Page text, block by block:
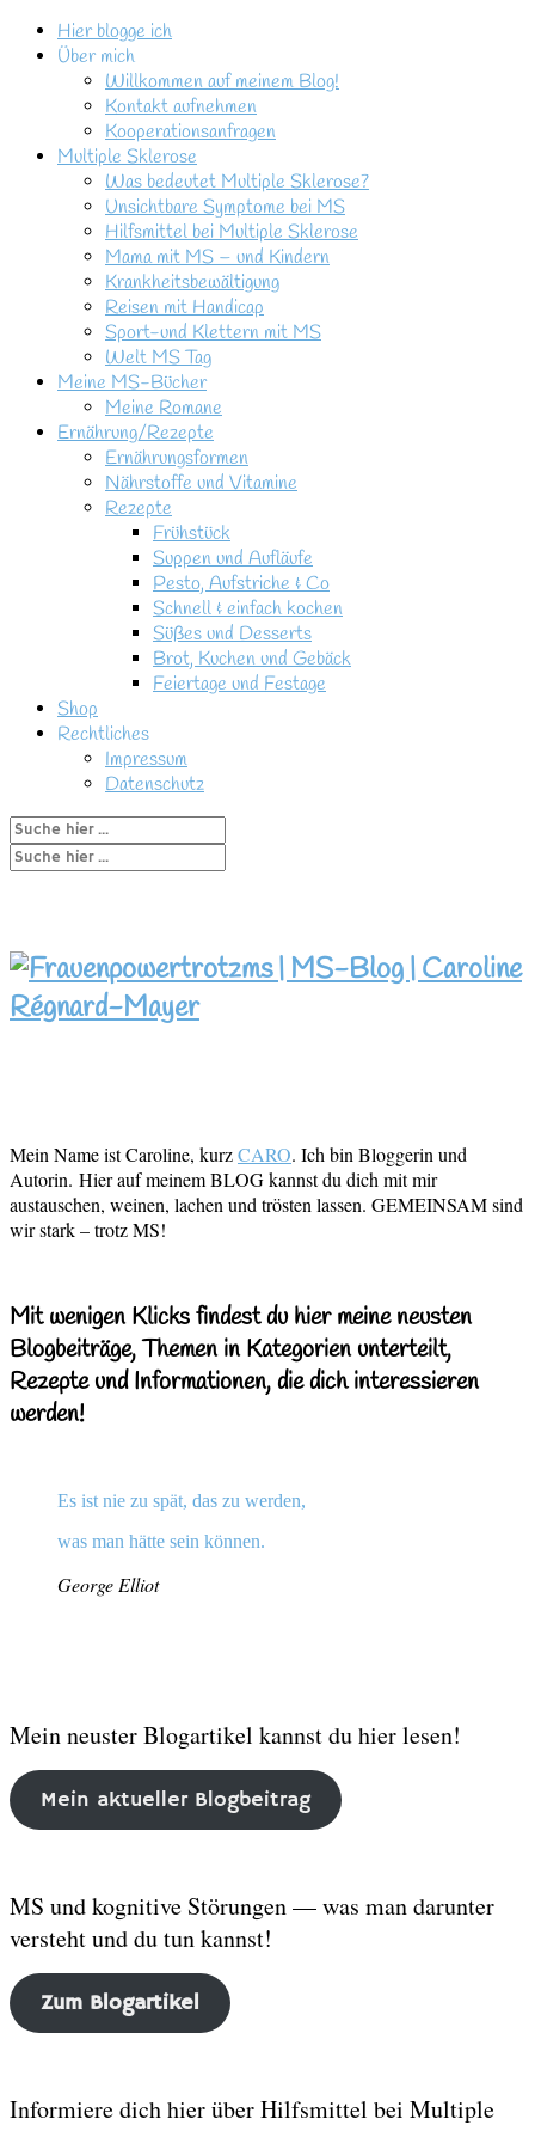
Hier blogge ich
Über mich
Willkommen auf meinem Blog!
Kontakt aufnehmen
Kooperationsanfragen
Multiple Sklerose
Was bedeutet Multiple Sklerose?
Unsichtbare Symptome bei MS
Hilfsmittel bei Multiple Sklerose
Mama mit MS – und Kindern
Krankheitsbewältigung
Reisen mit Handicap
Sport-und Klettern mit MS
Welt MS Tag
Meine MS-Bücher
Meine Romane
Ernährung/Rezepte
Ernährungsformen
Nährstoffe und Vitamine
Rezepte
Frühstück
Suppen und Aufläufe
Pesto, Aufstriche & Co
Schnell & einfach kochen
Süßes und Desserts
Brot, Kuchen und Gebäck
Feiertage und Festage
Shop
Rechtliches
Impressum
Datenschutz
Mein Name ist Caroline, kurzCARO. Ich bin Bloggerin und
Autorin. Hier auf meinem BLOG kannst du dich mit mir
austauschen, weinen, lachen und trösten lassen. GEMEINSAM sind
wir stark – trotz MS!
Mit wenigen Klicks findest du hier meine neusten
Blogbeiträge, Themen in Kategorien unterteilt,
Rezepte und Informationen, die dich interessieren
werden!
Es ist nie zu spät, das zu werden,
was man hätte sein können.
George Elliot
Mein neuster Blogartikel kannst du hier lesen!
Mein aktueller Blogbeitrag
MS und kognitive Störungen — was man darunter
versteht und du tun kannst!
Zum Blogartikel
Informiere dich hier über Hilfsmittel bei Multiple